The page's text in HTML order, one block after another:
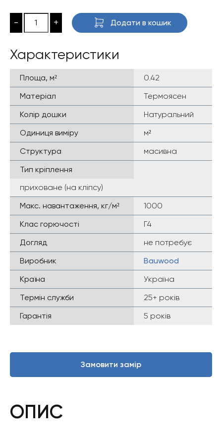
- + Додати в кошик
Характеристики
Площа, м²
0.42
Матеріал
Термоясен
Колір дошки
Натуральний
Одиниця виміру
м²
Структура
масивна
Тип кріплення
приховане (на кліпсу)
Макс. навантаження, кг/м²
1000
Клас горючості
Г4
Догляд
не потребує
Виробник
Bauwood
Країна
Україна
Термін служби
25+ років
Гарантія
5 років
Замовити замір
ОПИС